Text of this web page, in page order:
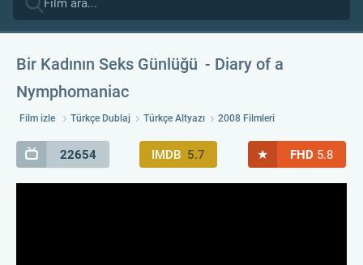
Bir Kadının Seks Günlüğü
Diary of a
Nymphomaniac
Film izle Türkçe Dublaj Türkçe Altyazı 2008 Filmleri
22654 IMDB 5.7 ★ FHD 5.8